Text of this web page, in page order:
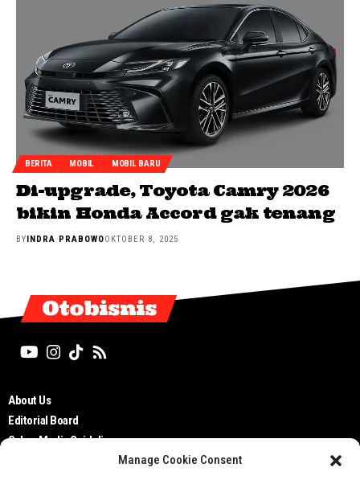
Manage Cookie Consent
BERITA MOBIL MOBIL BARU
Di-upgrade, Toyota Camry 2026
bikin Honda Accord gak tenang
BYINDRA PRABOWOOKTOBER 8, 2025
Otobisnis
About Us
Editorial Board
Cyber Media Guidelines